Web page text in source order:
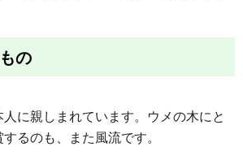
の
に親しまれています。ウメの木にと
るのも、また風流です。